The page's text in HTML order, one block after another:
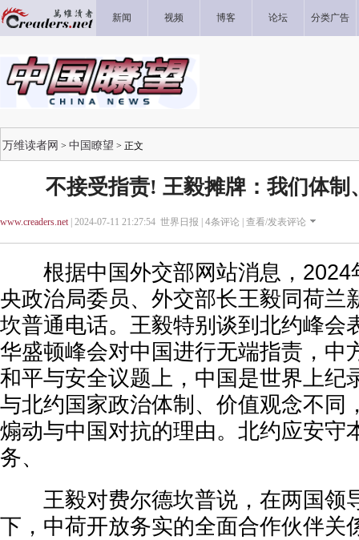
新闻 视频 博客 论坛 分类广告
万维读者网 > 中国瞭望 > 正文
不接受指责! 王毅摊牌：我们体制
www.creaders.net| 2024-07-11 21:27:54 世界日报 | 4条评论 | 查看/发表评论
根据中国外交部网站消息，2024
央政治局委员、外交部长王毅同荷兰
坎普通电话。王毅特别谈到北约峰会
华盛顿峰会对中国进行无端指责，中
和平与安全议题上，中国是世界上纪
与北约国家政治体制、价值观念不同
煽动与中国对抗的理由。北约应安守
务、
王毅对费尔德坎普说，在两国领
下，中荷开放务实的全面合作伙伴关